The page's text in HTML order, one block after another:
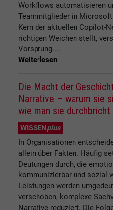
Workflows automatisieren
Teammitglieder in
Kern der aktuellen Copilot-
richtigen Weichen stellt,
Vorsprung....
Weiterlesen
Die Macht der
Narrative – warum sie
wie man sie durchbricht
WISSENplus
In Organisationen
allein über Fakten. Häufig
Deutungen durch, die
kommunizierbar und sozial
Leistungen werden
verschoben, komplexe
Narrative reduziert. Die